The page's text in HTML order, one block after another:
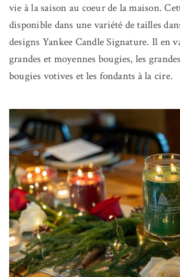
vie à la saison au coeur de la maison.
disponible dans une variété de tailles
designs Yankee Candle Signature. Il en
grandes et moyennes bougies, les
bougies votives et les fondants à la cire.